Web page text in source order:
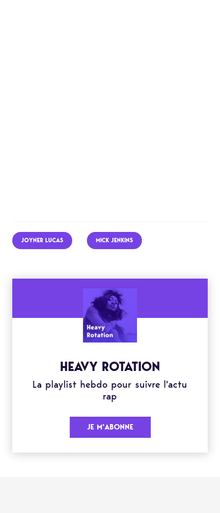
JOYNER LUCAS MICK JENKINS
HEAVY ROTATION
La playlist hebdo pour suivre l'actu
rap
JE M'ABONNE